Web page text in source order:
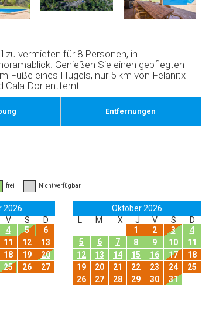
vermieten für 8 Personen, in
Genießen Sie einen gepflegten
Fuße eines Hügels, nur 5 km von Felanitx
Cala Dor entfernt.
Entfernungen
frei Nicht verfügbar
2026
V S
D
4 5
6
11 12
13
18 19
20
25 26
27
Oktober 2026
M X J V S
D
1
2 3
4
5
6 7 8 9 10
11
12
13 14 15 16 17
18
19
20 21 22 23 24
25
26
27 28 29 30 31